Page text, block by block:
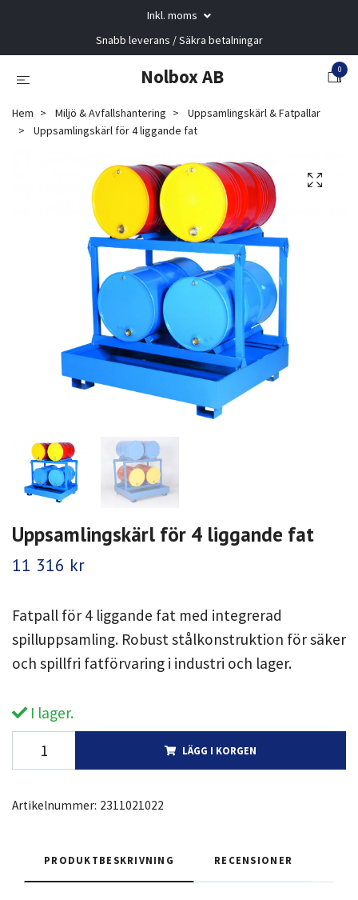
Inkl. moms
Snabb leverans / Säkra betalningar
Nolbox AB 0
Hem Miljö & Avfallshantering
Uppsamlingskärl & Fatpallar
Uppsamlingskärl för 4 liggande fat
Uppsamlingskärl för 4 liggande fat
11 316 kr
Fatpall för 4 liggande fat med integrerad
spilluppsamling. Robust stålkonstruktion för säker
och spillfri fatförvaring i industri och lager.
I lager.
LÄGG I KORGEN
Artikelnummer: 2311021022
PRODUKTBESKRIVNING RECENSIONER